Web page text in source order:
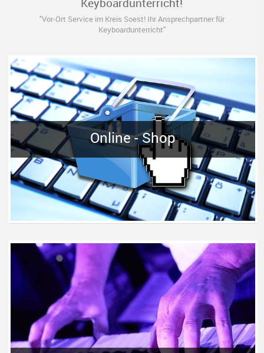
"Vor-Ort Service im Kreis Soest! Ihr Ansprechpartner für
Keyboardunterricht"
Online - Shop